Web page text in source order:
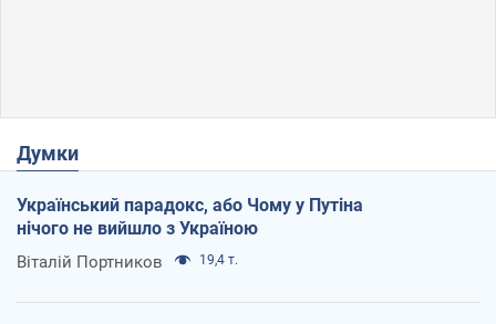
Думки
Український парадокс, або Чому у Путіна
нічого не вийшло з Україною
Віталій Портников 19,4 т.